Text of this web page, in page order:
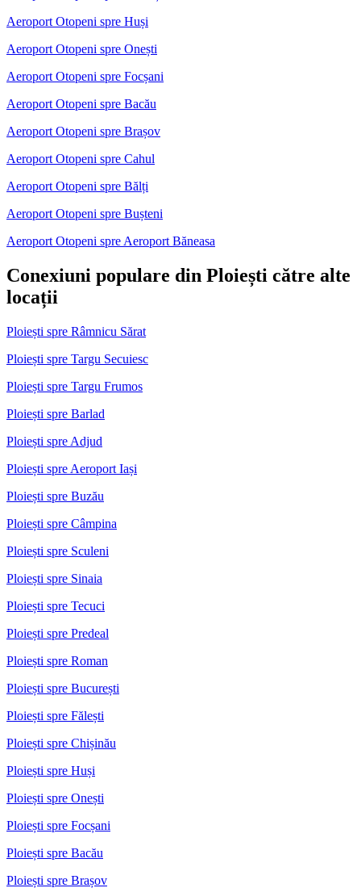
Aeroport Otopeni spre Huși
Aeroport Otopeni spre Onești
Aeroport Otopeni spre Focșani
Aeroport Otopeni spre Bacău
Aeroport Otopeni spre Brașov
Aeroport Otopeni spre Cahul
Aeroport Otopeni spre Bălți
Aeroport Otopeni spre Bușteni
Aeroport Otopeni spre Aeroport Băneasa
Conexiuni populare din Ploiești către alte
locații
Ploiești spre Râmnicu Sărat
Ploiești spre Targu Secuiesc
Ploiești spre Targu Frumos
Ploiești spre Barlad
Ploiești spre Adjud
Ploiești spre Aeroport Iași
Ploiești spre Buzău
Ploiești spre Câmpina
Ploiești spre Sculeni
Ploiești spre Sinaia
Ploiești spre Tecuci
Ploiești spre Predeal
Ploiești spre Roman
Ploiești spre București
Ploiești spre Fălești
Ploiești spre Chișinău
Ploiești spre Huși
Ploiești spre Onești
Ploiești spre Focșani
Ploiești spre Bacău
Ploiești spre Brașov